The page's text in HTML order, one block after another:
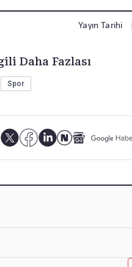
Yayın Tarihi
Daha Fazlası
Spor